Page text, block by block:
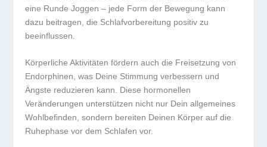
eine Runde Joggen – jede Form der Bewegung kann
dazu beitragen, die Schlafvorbereitung positiv zu
beeinflussen.
Körperliche Aktivitäten fördern auch die Freisetzung von
Endorphinen, was Deine Stimmung verbessern und
Ängste reduzieren kann. Diese hormonellen
Veränderungen unterstützen nicht nur Dein allgemeines
Wohlbefinden, sondern bereiten Deinen Körper auf die
Ruhephase vor dem Schlafen vor.